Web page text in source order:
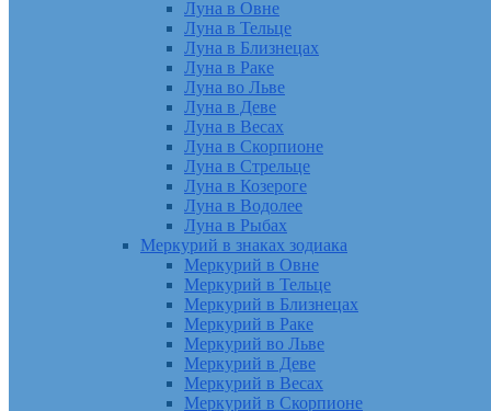
Луна в Овне
Луна в Тельце
Луна в Близнецах
Луна в Раке
Луна во Льве
Луна в Деве
Луна в Весах
Луна в Скорпионе
Луна в Стрельце
Луна в Козероге
Луна в Водолее
Луна в Рыбах
Меркурий в знаках зодиака
Меркурий в Овне
Меркурий в Тельце
Меркурий в Близнецах
Меркурий в Раке
Меркурий во Льве
Меркурий в Деве
Меркурий в Весах
Меркурий в Скорпионе